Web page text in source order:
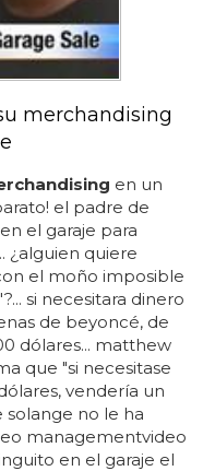
merchandising
en un
el padre de
el garaje para
¿alguien quiere
el moño imposible
si necesitara dinero
de beyoncé, de
dólares... matthew
que "si necesitase
vendería un
solange no le ha
managementvideo
en el garaje el